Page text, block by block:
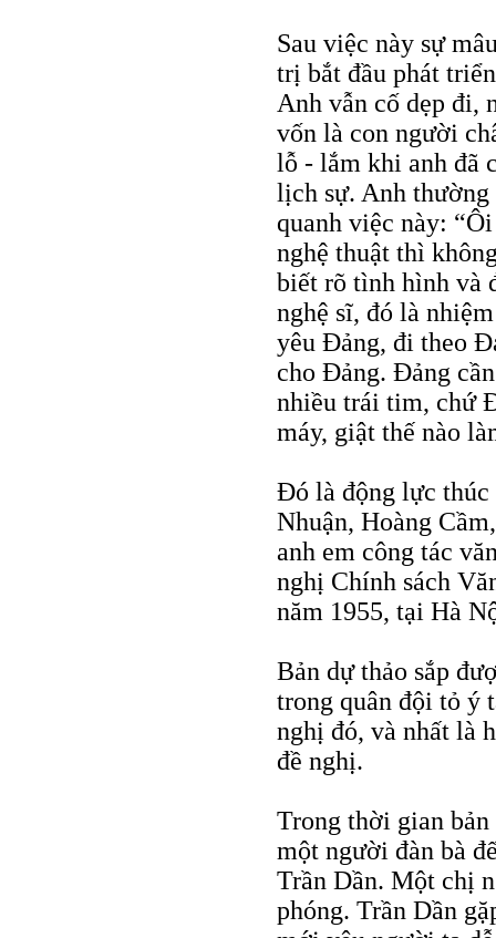
Sau việc này sự
trị bắt đầu phát
Anh vẫn cố dẹp đi,
vốn là con người
lỗ - lắm khi anh đã
lịch sự. Anh thường
quanh việc này:
nghệ thuật thì
biết rõ tình hình và
nghệ sĩ, đó là
yêu Đảng, đi theo
cho Đảng. Đảng
nhiều trái tim, chứ
máy, giật thế nào
Đó là động lực thúc
Nhuận, Hoàng
anh em công tác
nghị Chính sách
năm 1955, tại Hà
Bản dự thảo sắp
trong quân đội tỏ ý
nghị đó, và nhất là
đề nghị.
Trong thời gian
một người đàn bà
Trần Dần. Một chị
phóng. Trần Dần